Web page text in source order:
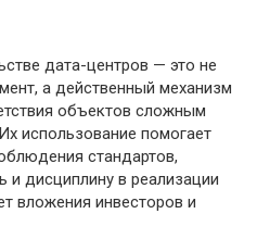
дата-центров — это не
а действенный механизм
объектов сложным
использование помогает
стандартов,
и дисциплину в реализации
вложения инвесторов и